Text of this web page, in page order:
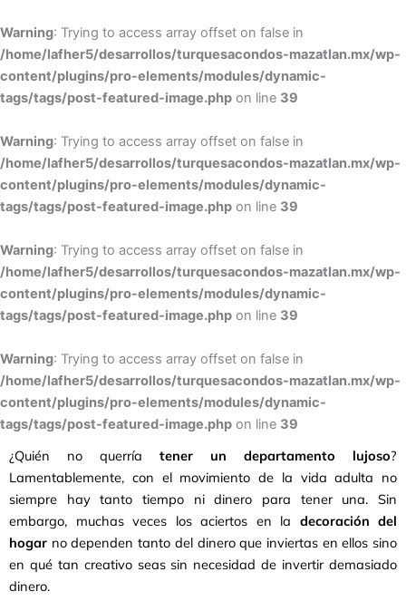
Warning: Trying to access array offset on false in
/home/lafher5/desarrollos/turquesacondos-mazatlan.mx/wp-
content/plugins/pro-elements/modules/dynamic-
tags/tags/post-featured-image.php on line 39
Warning: Trying to access array offset on false in
/home/lafher5/desarrollos/turquesacondos-mazatlan.mx/wp-
content/plugins/pro-elements/modules/dynamic-
tags/tags/post-featured-image.php on line 39
Warning: Trying to access array offset on false in
/home/lafher5/desarrollos/turquesacondos-mazatlan.mx/wp-
content/plugins/pro-elements/modules/dynamic-
tags/tags/post-featured-image.php on line 39
Warning: Trying to access array offset on false in
/home/lafher5/desarrollos/turquesacondos-mazatlan.mx/wp-
content/plugins/pro-elements/modules/dynamic-
tags/tags/post-featured-image.php on line 39
¿Quién no querría tener un departamento lujoso?
Lamentablemente, con el movimiento de la vida adulta no
siempre hay tanto tiempo ni dinero para tener una. Sin
embargo, muchas veces los aciertos en la decoración del
hogar no dependen tanto del dinero que inviertas en ellos sino
en qué tan creativo seas sin necesidad de invertir demasiado
dinero.